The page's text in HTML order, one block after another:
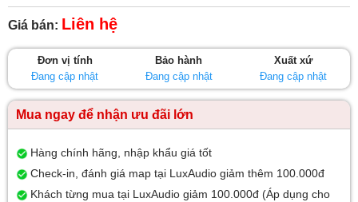
Được
xếp
hạng
5
Giá bán: Liên hệ
Đơn vị tính
Đang cập nhật
Bảo hành
Đang cập nhật
Xuất xứ
Đang cập nhật
Mua ngay để nhận ưu đãi lớn
Hàng chính hãng, nhập khẩu giá tốt
Check-in, đánh giá map tại LuxAudio giảm thêm 100.000đ
Khách từng mua tại LuxAudio giảm 100.000đ (Áp dụng cho